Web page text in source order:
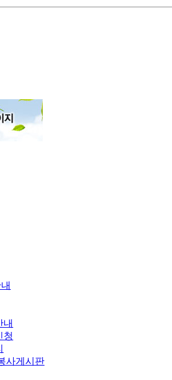
내
청
사게시판